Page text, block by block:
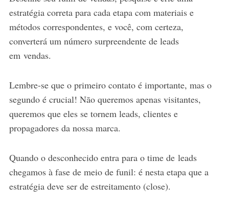
estratégia correta para cada etapa com materiais e
métodos correspondentes, e você, com certeza,
converterá um número surpreendente de leads
em vendas.
Lembre-se que o primeiro contato é importante, mas o
segundo é crucial! Não queremos apenas visitantes,
queremos que eles se tornem leads, clientes e
propagadores da nossa marca.
Quando o desconhecido entra para o time de leads
chegamos à fase de meio de funil: é nesta etapa que a
estratégia deve ser de estreitamento (close).